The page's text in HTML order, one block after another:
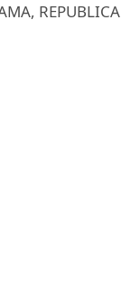
REPUBLICA